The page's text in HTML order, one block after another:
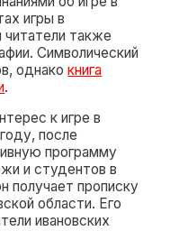
игры в
читатели также
Символический
однакокнига
.
к игре в
после
программу
и студентов в
получает прописку
области. Его
ивановских